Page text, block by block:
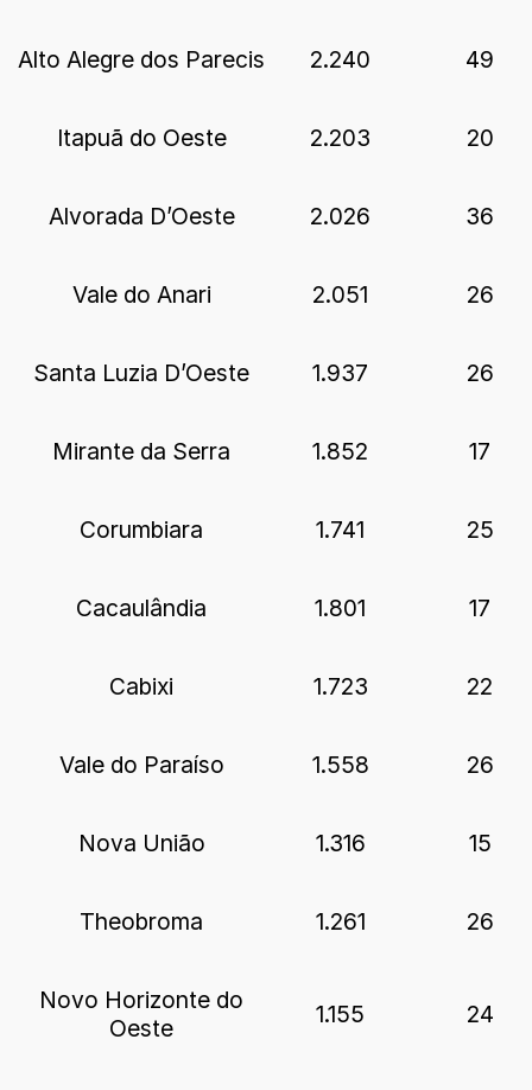
Alto Alegre dos Parecis 2.240 49
Itapuã do Oeste 2.203 20
Alvorada D’Oeste 2.026 36
Vale do Anari 2.051 26
Santa Luzia D’Oeste 1.937 26
Mirante da Serra 1.852 17
Corumbiara 1.741 25
Cacaulândia 1.801 17
Cabixi 1.723 22
Vale do Paraíso 1.558 26
Nova União 1.316 15
Theobroma 1.261 26
Novo Horizonte do
Oeste
1.155 24